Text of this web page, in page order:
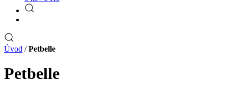
Úvod /Petbelle
Petbelle